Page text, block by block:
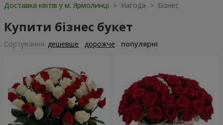
Доставка квітів у м. Ярмолинці > Нагода > Бізнес
Купити бізнес букет
Сортування: дешевше дорожче популярні